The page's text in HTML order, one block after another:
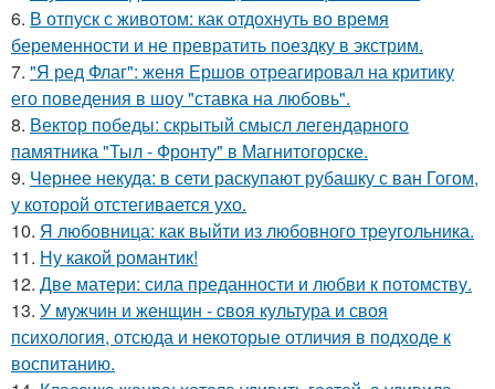
6. В отпуск с животом: как отдохнуть во время
беременности и не превратить поездку в экстрим.
7. "Я ред Флаг": женя Ершов отреагировал на критику
его поведения в шоу "ставка на любовь".
8. Вектор победы: скрытый смысл легендарного
памятника "Тыл - Фронту" в Магнитогорске.
9. Чернее некуда: в сети раскупают рубашку с ван Гогом,
у которой отстегивается ухо.
10. Я любовница: как выйти из любовного треугольника.
11. Ну какой романтик!
12. Две матери: сила преданности и любви к потомству.
13. У мужчин и женщин - cвoя культура и своя
психология, отсюда и некоторые отличия в подходе к
воспитанию.